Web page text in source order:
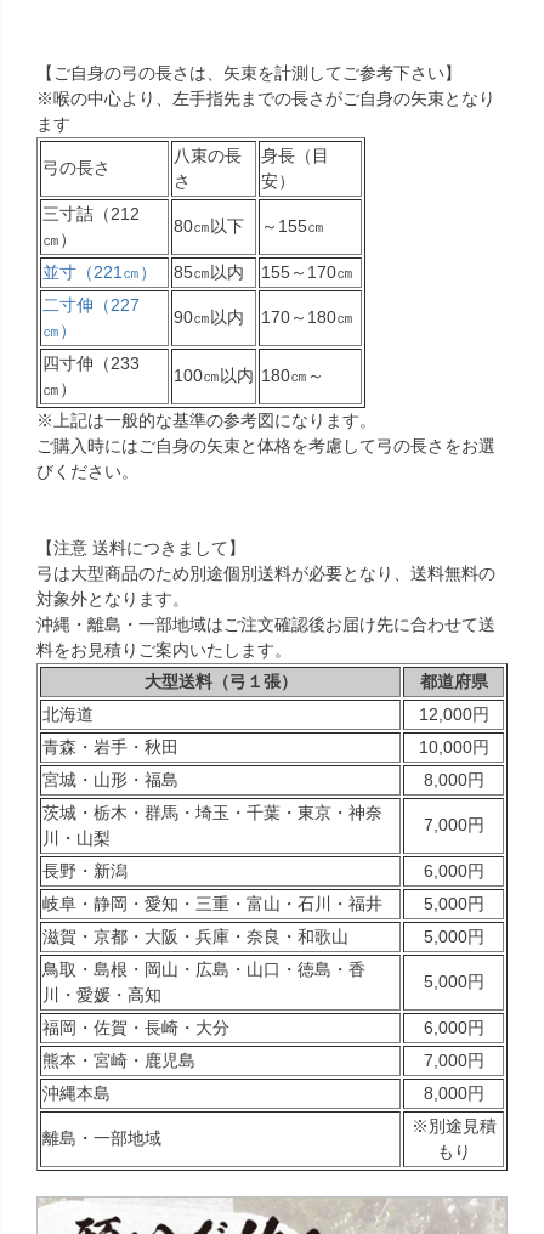
【ご自身の弓の長さは、矢束を計測してご参考下さい】
※喉の中心より、左手指先までの長さがご自身の矢束となり
ます
弓の長さ
八束の長
さ
身長（目
安）
三寸詰（212
㎝）
80㎝以下 ～155㎝
並寸（221㎝） 85㎝以内
155～170㎝
二寸伸（227
㎝）
90㎝以内 170～180㎝
四寸伸（233
㎝）
100㎝以内 180㎝～
※上記は一般的な基準の参考図になります。
ご購入時にはご自身の矢束と体格を考慮して弓の長さをお選
びください。
【注意 送料につきまして】
弓は大型商品のため別途個別送料が必要となり、送料無料の
対象外となります。
沖縄・離島・一部地域はご注文確認後お届け先に合わせて送
料をお見積りご案内いたします。
大型送料（弓１張）
都道府県
北海道
12,000円
青森・岩手・秋田
10,000円
宮城・山形・福島
8,000円
茨城・栃木・群馬・埼玉・千葉・東京・神奈
川・山梨
7,000円
長野・新潟
6,000円
岐阜・静岡・愛知・三重・富山・石川・福井
5,000円
滋賀・京都・大阪・兵庫・奈良・和歌山
5,000円
鳥取・島根・岡山・広島・山口・徳島・香
川・愛媛・高知
5,000円
福岡・佐賀・長崎・大分
6,000円
熊本・宮崎・鹿児島
7,000円
沖縄本島
8,000円
離島・一部地域
※別途見積
もり